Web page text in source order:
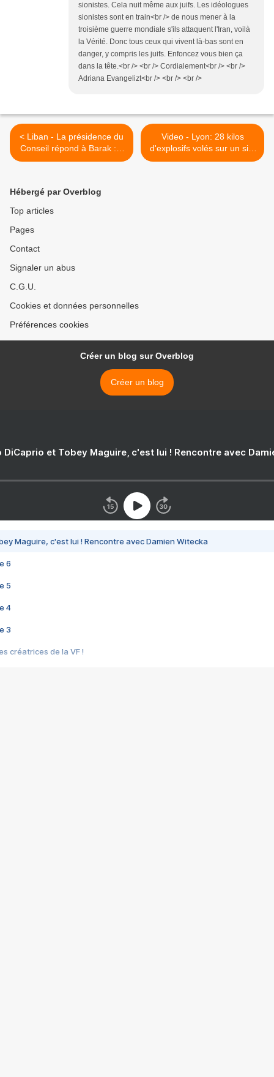
sionistes. Cela nuit même aux juifs. Les idéologues
sionistes sont en train<br /> de nous mener à la
troisième guerre mondiale s'ils attaquent l'Iran, voilà
la Vérité. Donc tous ceux qui vivent là-bas sont en
danger, y compris les juifs. Enfoncez vous bien ça
dans la tête.<br /> <br /> Cordialement<br /> <br />
Adriana Evangelizt<br /> <br /> <br />
< Liban - La présidence du
Conseil répond à Barak : «
Dire que la 1701 n’est pas
Video - Lyon: 28 kilos
d'explosifs volés sur un site
mal sécurisé de la Sécurité
Hébergé par Overblog
Top articles
Pages
Contact
Signaler un abus
C.G.U.
Cookies et données personnelles
Préférences cookies
Créer un blog sur Overblog
Créer un blog
DiCaprio et Tobey Maguire, c'est lui ! Rencontre avec
Maguire, c'est lui ! Rencontre avec Damien Witecka
6
5
4
3
créatrices de la VF !